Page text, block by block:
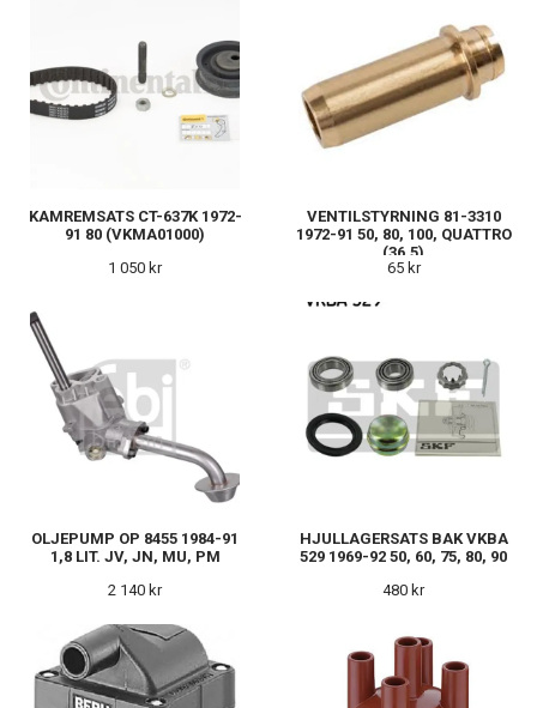
KAMREMSATS CT-637K 1972-
91 80 (VKMA01000)
1 050 kr
VENTILSTYRNING 81-3310
1972-91 50, 80, 100, QUATTRO
(36,5)
65 kr
OLJEPUMP OP 8455 1984-91
1,8 LIT. JV, JN, MU, PM
2 140 kr
HJULLAGERSATS BAK VKBA
529 1969-92 50, 60, 75, 80, 90
480 kr